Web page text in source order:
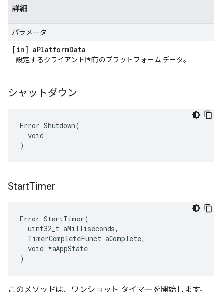
詳細
パラメータ
[in] aPlatformData
設定するクライアント固有のプラットフォーム データ。
シャットダウン
Error Shutdown(
  void
)
StartTimer
Error StartTimer(
  uint32_t aMilliseconds,
  TimerCompleteFunct aComplete,
  void *aAppState
)
このメソッドは、ワンショット タイマーを開始します。